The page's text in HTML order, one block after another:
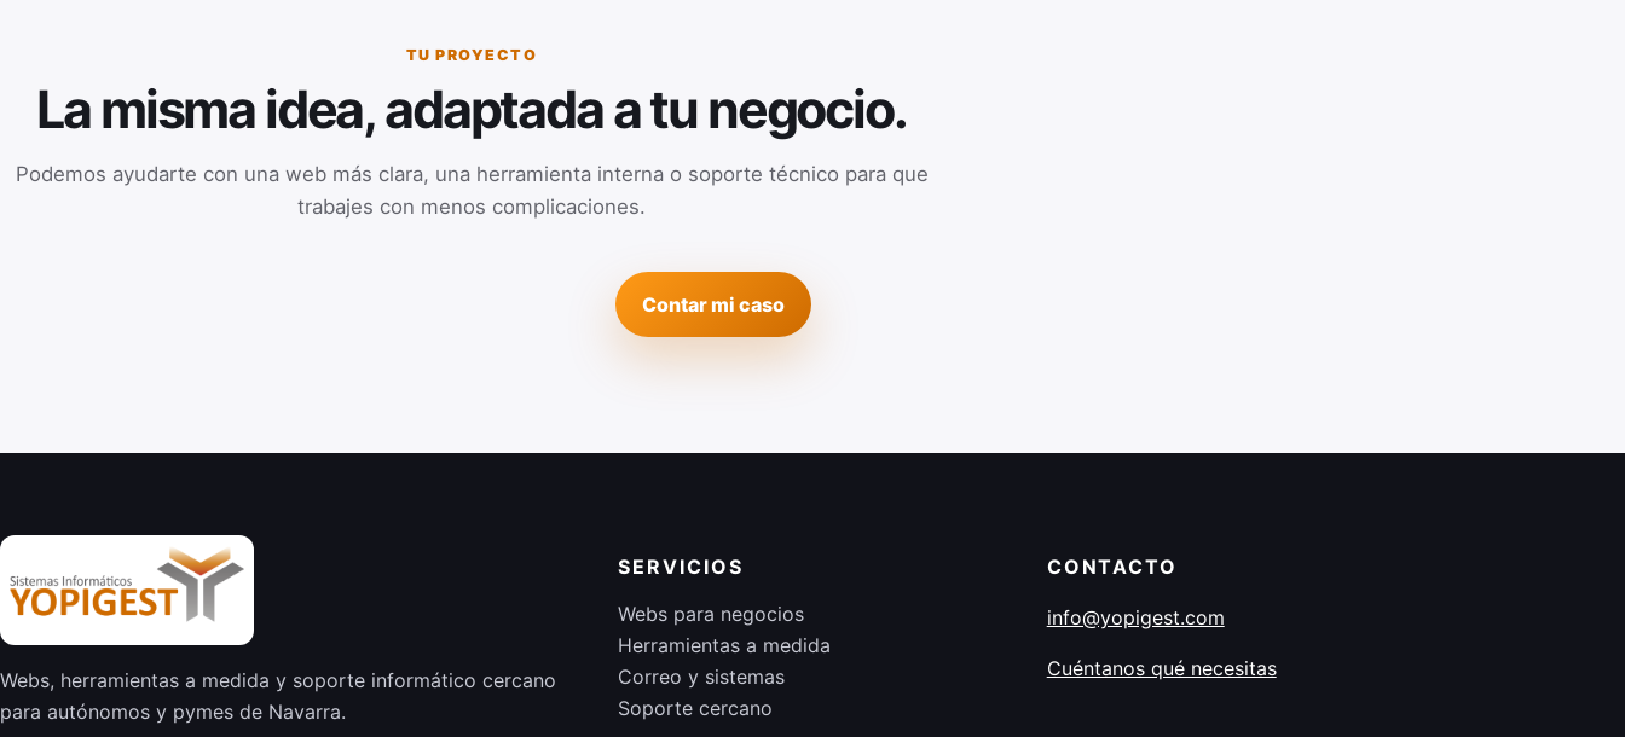
TU PROYECTO
La misma idea, adaptada a tu negocio.
Podemos ayudarte con una web más clara, una herramienta interna o soporte técnico para que
trabajes con menos complicaciones.
Contar mi caso
Webs, herramientas a medida y soporte informático cercano
para autónomos y pymes de Navarra.
SERVICIOS
Webs para negocios
Herramientas a medida
Correo y sistemas
Soporte cercano
CONTACTO
info@yopigest.com
Cuéntanos qué necesitas